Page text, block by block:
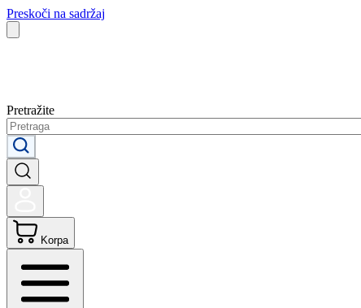
Preskoči na sadržaj
Pretražite
Korpa